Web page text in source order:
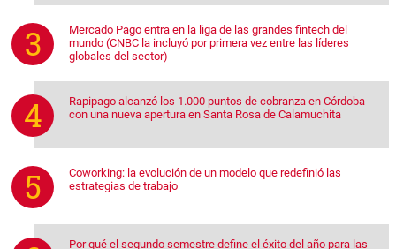
Mercado Pago entra en la liga de las grandes fintech del
mundo (CNBC la incluyó por primera vez entre las líderes
globales del sector)
Rapipago alcanzó los 1.000 puntos de cobranza en Córdoba
con una nueva apertura en Santa Rosa de Calamuchita
Coworking: la evolución de un modelo que redefinió las
estrategias de trabajo
Por qué el segundo semestre define el éxito del año para las